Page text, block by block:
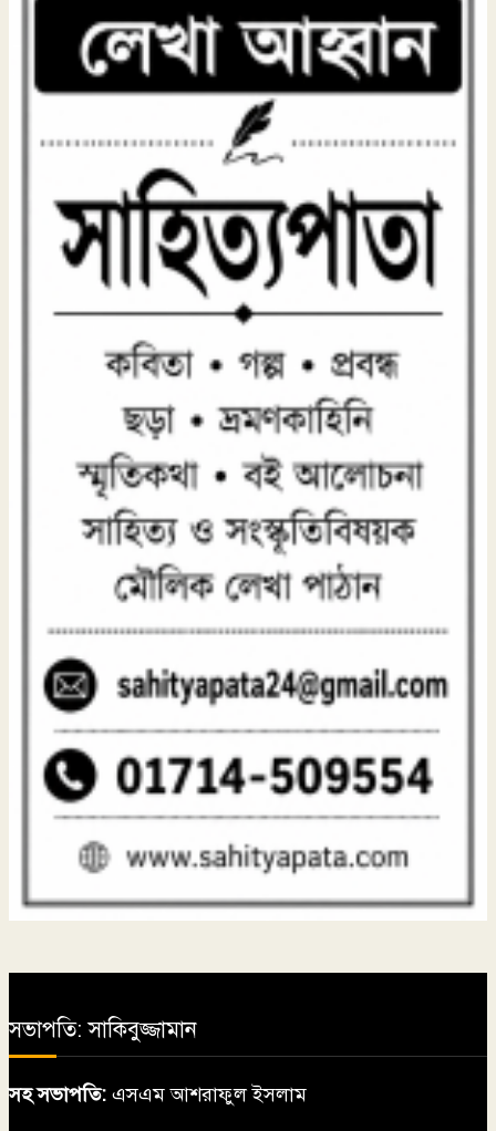
ছুঁড়বো না পাথর
২২ শ্রাবণে বিশ্বকবিকে স্মরণ:
রবীন্দ্রনাথের সৃষ্টিতে আজও বেঁচে
আছে বাংলা ও মানবতা
কবিতার ফেরিওয়ালা
কদমচুম্বন
বর্ষাকালে বৃক্ষ লাগাই
সভাপতি: সাকিবুজ্জামান
সহ সভাপতি: এসএম আশরাফুল ইসলাম